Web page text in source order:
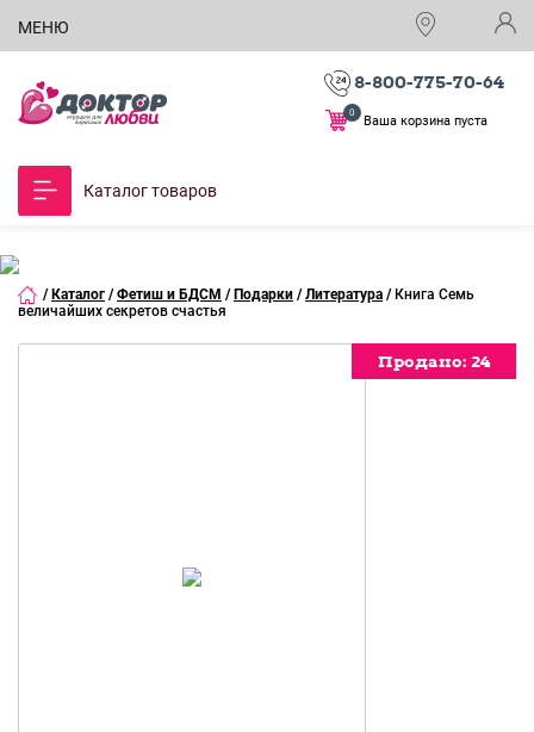
МЕНЮ
8-800-775-70-64
Ваша корзина пуста
0
Каталог товаров
/ Каталог / Фетиш и БДСМ / Подарки / Литература / Книга Семь
величайших секретов счастья
Продано: 24
Продано: 24
Продано: 24
Продано: 24
Продано: 24
Продано: 24
Продано: 24